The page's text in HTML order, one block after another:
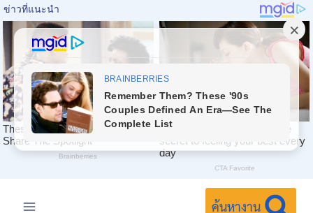
ค้นหางาน